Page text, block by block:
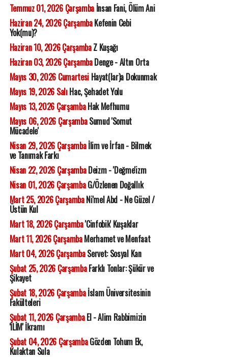
Temmuz 01, 2026 Çarşambaİnsan Fani, Ölüm Ani
Haziran 24, 2026 ÇarşambaKefenin Cebi
Yok(mu)?
Haziran 10, 2026 ÇarşambaZ Kuşağı
Haziran 03, 2026 ÇarşambaDenge - Altın Orta
Mayıs 30, 2026 CumartesiHayat(lar)a Dokunmak
Mayıs 19, 2026 SalıHac, Şehadet Yolu
Mayıs 13, 2026 ÇarşambaHak Mefhumu
Mayıs 06, 2026 ÇarşambaSumud 'Somut
Mücadele'
Nisan 29, 2026 Çarşambaİlim ve İrfan - Bilmek
ve Tanımak Farkı
Nisan 22, 2026 ÇarşambaDeizm - 'Değme'izm
Nisan 01, 2026 ÇarşambaG/Özlenen Doğallık
Mart 25, 2026 ÇarşambaNi'mel Abd - Ne Güzel /
Üstün Kul
Mart 18, 2026 Çarşamba'Cinfobik' Kuşaklar
Mart 11, 2026 ÇarşambaMerhamet ve Menfaat
Mart 04, 2026 ÇarşambaServet: Sosyal Kan
Şubat 25, 2026 ÇarşambaFarklı Tonlar: Şükür ve
Şikayet
Şubat 18, 2026 Çarşambaİslam Üniversitesinin
Fakülteleri
Şubat 11, 2026 ÇarşambaEl - Alim Rabbimizin
'İLİM' İkramı
Şubat 04, 2026 ÇarşambaGözden Tohum Ek,
Kulaktan Sula